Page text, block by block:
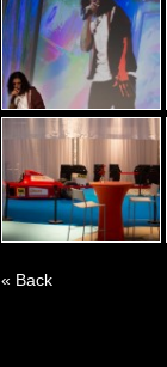
« Back